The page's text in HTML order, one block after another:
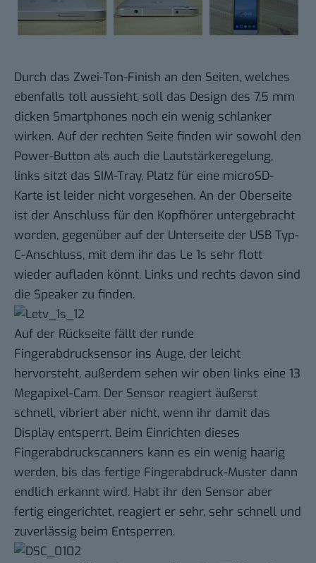
Durch das Zwei-Ton-Finish an den Seiten, welches
ebenfalls toll aussieht, soll das Design des 7,5 mm
dicken Smartphones noch ein wenig schlanker
wirken. Auf der rechten Seite finden wir sowohl den
Power-Button als auch die Lautstärkeregelung,
links sitzt das SIM-Tray, Platz für eine microSD-
Karte ist leider nicht vorgesehen. An der Oberseite
ist der Anschluss für den Kopfhörer untergebracht
worden, gegenüber auf der Unterseite der USB Typ-
C-Anschluss, mit dem ihr das Le 1s sehr flott
wieder aufladen könnt. Links und rechts davon sind
die Speaker zu finden.
Auf der Rückseite fällt der runde
Fingerabdrucksensor ins Auge, der leicht
hervorsteht, außerdem sehen wir oben links eine 13
Megapixel-Cam. Der Sensor reagiert äußerst
schnell, vibriert aber nicht, wenn ihr damit das
Display entsperrt. Beim Einrichten dieses
Fingerabdruckscanners kann es ein wenig haarig
werden, bis das fertige Fingerabdruck-Muster dann
endlich erkannt wird. Habt ihr den Sensor aber
fertig eingerichtet, reagiert er sehr, sehr schnell und
zuverlässig beim Entsperren.